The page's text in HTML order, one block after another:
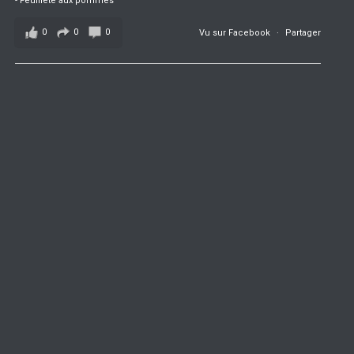
Vu sur Facebook · Partager
0 0 0